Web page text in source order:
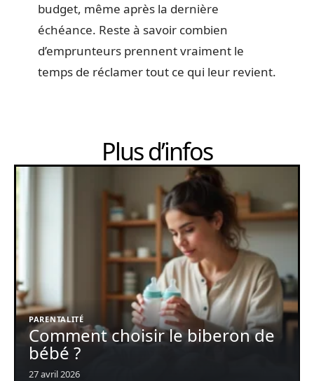
budget, même après la dernière
échéance. Reste à savoir combien
d’emprunteurs prennent vraiment le
temps de réclamer tout ce qui leur revient.
Plus d’infos
PARENTALITÉ
Comment choisir le biberon de
bébé ?
27 avril 2026